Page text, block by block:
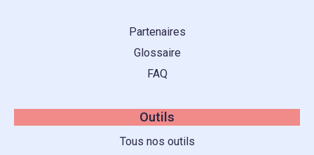
Partenaires
Glossaire
FAQ
Outils
Tous nos outils